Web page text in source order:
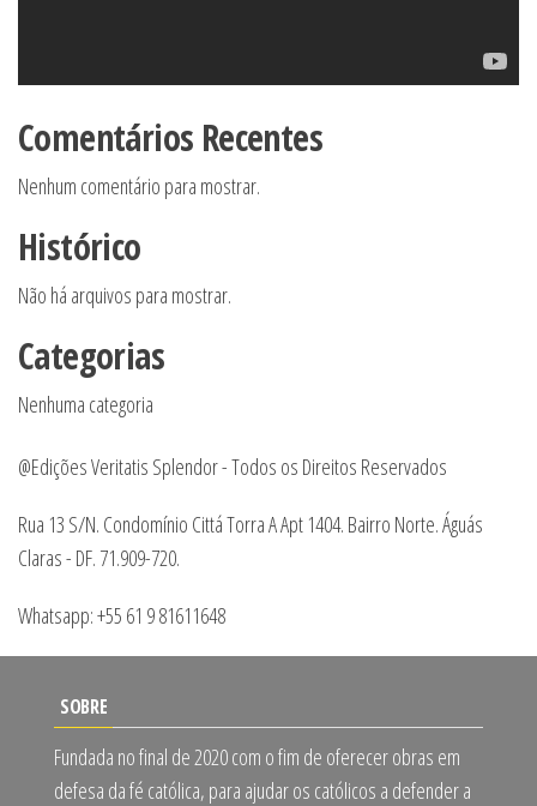
Comentários Recentes
Nenhum comentário para mostrar.
Histórico
Não há arquivos para mostrar.
Categorias
Nenhuma categoria
@Edições Veritatis Splendor - Todos os Direitos Reservados
Rua 13 S/N. Condomínio Cittá Torra A Apt 1404. Bairro Norte. Águás
Claras - DF. 71.909-720.
Whatsapp: +55 61 9 81611648
SOBRE
Fundada no final de 2020 com o fim de oferecer obras em
defesa da fé católica, para ajudar os católicos a defender a